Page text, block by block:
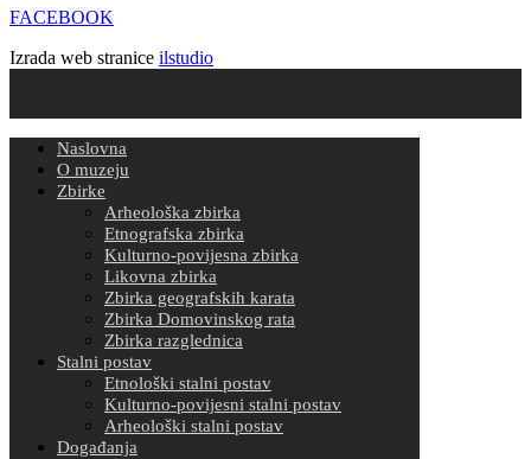
FACEBOOK
Izrada web stranice ilstudio
Naslovna
O muzeju
Zbirke
Arheološka zbirka
Etnografska zbirka
Kulturno-povijesna zbirka
Likovna zbirka
Zbirka geografskih karata
Zbirka Domovinskog rata
Zbirka razglednica
Stalni postav
Etnološki stalni postav
Kulturno-povijesni stalni postav
Arheološki stalni postav
Događanja